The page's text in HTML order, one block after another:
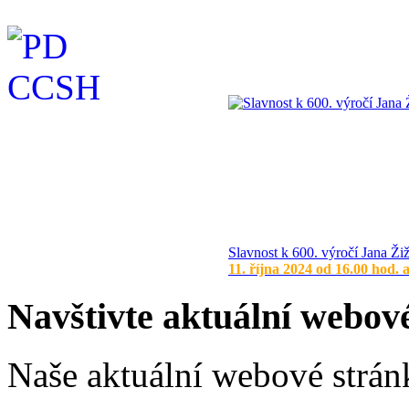
Slavnost k 600. výročí Jana
11. října 2024 od 16.00 hod.
Navštivte aktuální
Naše aktuální webové